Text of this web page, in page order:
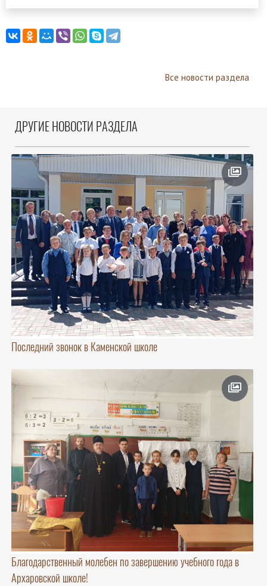
Все новости раздела
ДРУГИЕ НОВОСТИ РАЗДЕЛА
Последний звонок в Каменской школе
Благодарственный молебен по завершению учебного года в
Архаровской школе!